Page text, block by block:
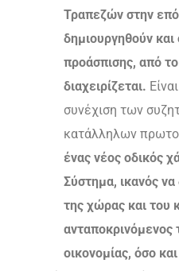
Τραπεζών στην
δημιουργηθούν
προάσπισης, από
διαχειρίζεται.
συνέχιση των
κατάλληλων
ένας νέος οδικός
Σύστημα, ικανός
της χώρας και του
ανταποκρινόμενος
οικονομίας, όσο